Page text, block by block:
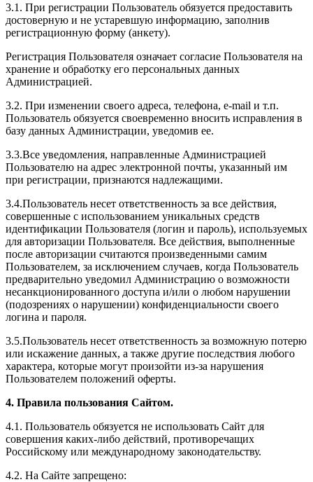
3.1. При регистрации Пользователь обязуется предоставить
достоверную и не устаревшую информацию, заполнив
регистрационную форму (анкету).
Регистрация Пользователя означает согласие Пользователя на
хранение и обработку его персональных данных
Администрацией.
3.2. При изменении своего адреса, телефона, e-mail и т.п.
Пользователь обязуется своевременно вносить исправления в
базу данных Администрации, уведомив ее.
3.3.Все уведомления, направленные Администрацией
Пользователю на адрес электронной почты, указанный им
при регистрации, признаются надлежащими.
3.4.Пользователь несет ответственность за все действия,
совершенные с использованием уникальных средств
идентификации Пользователя (логин и пароль), используемых
для авторизации Пользователя. Все действия, выполненные
после авторизации считаются произведенными самим
Пользователем, за исключением случаев, когда Пользователь
предварительно уведомил Администрацию о возможности
несанкционированного доступа и/или о любом нарушении
(подозрениях о нарушении) конфиденциальности своего
логина и пароля.
3.5.Пользователь несет ответственность за возможную потерю
или искажение данных, а также другие последствия любого
характера, которые могут произойти из-за нарушения
Пользователем положений оферты.
4. Правила пользования Сайтом.
4.1. Пользователь обязуется не использовать Сайт для
совершения каких-либо действий, противоречащих
Российскому или международному законодательству.
4.2. На Сайте запрещено: